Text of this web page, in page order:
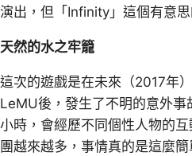
演出，但「Infinity」這個有意
天然的水之牢籠
這次的遊戲是在未來（2017年
LeMU後，發生了不明的意外
小時，會經歷不同個性人物的
團越來越多，事情真的是這麼簡